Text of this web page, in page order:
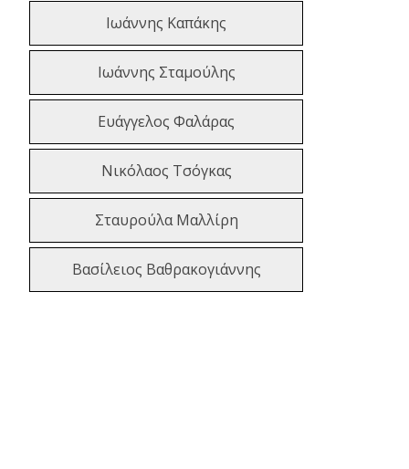
Ιωάννης Καπάκης
Ιωάννης Σταμούλης
Ευάγγελος Φαλάρας
Νικόλαος Τσόγκας
Σταυρούλα Μαλλίρη
Βασίλειος Βαθρακογιάννης